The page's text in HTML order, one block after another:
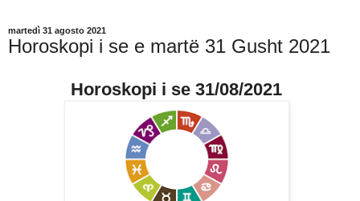
martedì 31 agosto 2021
Horoskopi i se e martë 31 Gusht 2021
Horoskopi i se 31/08/2021